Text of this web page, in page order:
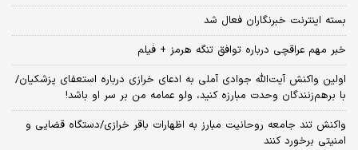
بسته اینترنت خبرنگاران فعال شد
خبر مهم عراقچی درباره توافق تنگه هرمز + فیلم
اولین واکنش آیت‌الله جوادی آملی به ادعای خرازی درباره استعفای پزشکیان/
با برهم‌زنندگان وحدت مبارزه کنید، ولو عمامه من بر سر او باشد!
واکنش تند جامعه روحانیت مبارز به اظهارات باقر خرازی/دستگاه قضایی و
امنیتی برخورد کنند